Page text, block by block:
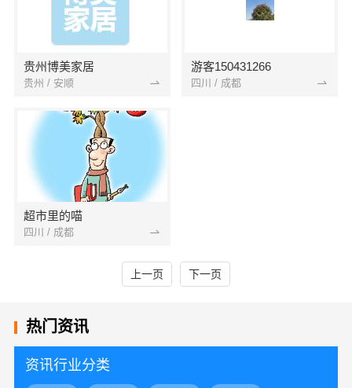
贵州博美家居
贵州 / 安顺
游客150431266
四川 / 成都
超市里的喵
四川 / 成都
上一页 下一页
热门资讯
资讯行业分类